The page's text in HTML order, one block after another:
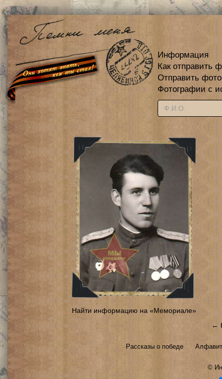
Информация
Как отправить
Отправить
Фотографии с
Найти информацию на «Мемориале»
←
Рассказы о победе
©